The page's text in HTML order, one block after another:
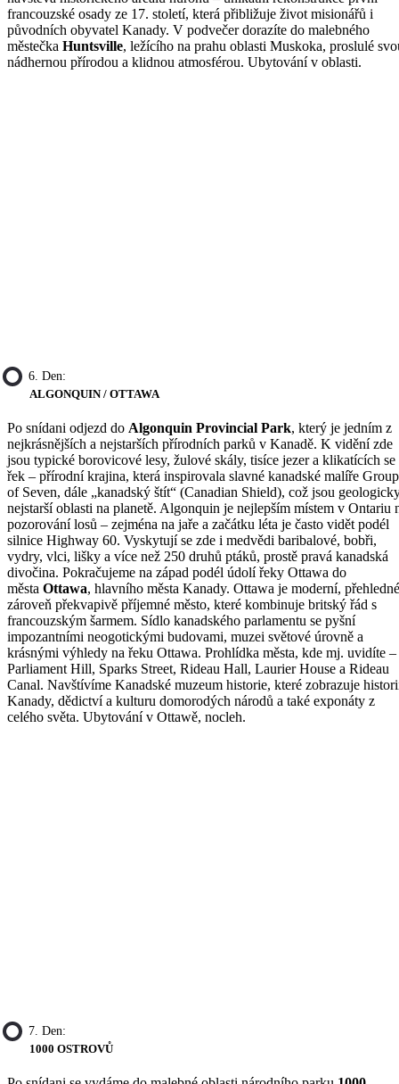
francouzské osady ze 17. století, která přibližuje život misionářů i
původních obyvatel Kanady. V podvečer dorazíte do malebného
městečka Huntsville, ležícího na prahu oblasti Muskoka, proslulé
nádhernou přírodou a klidnou atmosférou. Ubytování v oblasti.
6. Den:
ALGONQUIN / OTTAWA
Po snídani odjezd do Algonquin Provincial Park, který je jedním z
nejkrásnějších a nejstarších přírodních parků v Kanadě. K vidění zde
jsou typické borovicové lesy, žulové skály, tisíce jezer a klikatících se
řek – přírodní krajina, která inspirovala slavné kanadské malíře Group
of Seven, dále „kanadský štít“ (Canadian Shield), což jsou
nejstarší oblasti na planetě. Algonquin je nejlepším místem v Ontariu
pozorování losů – zejména na jaře a začátku léta je často vidět podél
silnice Highway 60. Vyskytují se zde i medvědi baribalové, bobři,
vydry, vlci, lišky a více než 250 druhů ptáků, prostě pravá kanadská
divočina. Pokračujeme na západ podél údolí řeky Ottawa do
města Ottawa, hlavního města Kanady. Ottawa je moderní,
zároveň překvapivě příjemné město, které kombinuje britský řád s
francouzským šarmem. Sídlo kanadského parlamentu se pyšní
impozantními neogotickými budovami, muzei světové úrovně a
krásnými výhledy na řeku Ottawa. Prohlídka města, kde mj. uvidíte –
Parliament Hill, Sparks Street, Rideau Hall, Laurier House a Rideau
Canal. Navštívíme Kanadské muzeum historie, které zobrazuje
Kanady, dědictví a kulturu domorodých národů a také exponáty z
celého světa. Ubytování v Ottawě, nocleh.
7. Den:
1000 OSTROVŮ